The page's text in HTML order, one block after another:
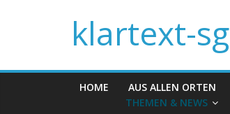
klartext-sg
HOME
AUS ALLEN ORTEN
THEMEN & NEWS